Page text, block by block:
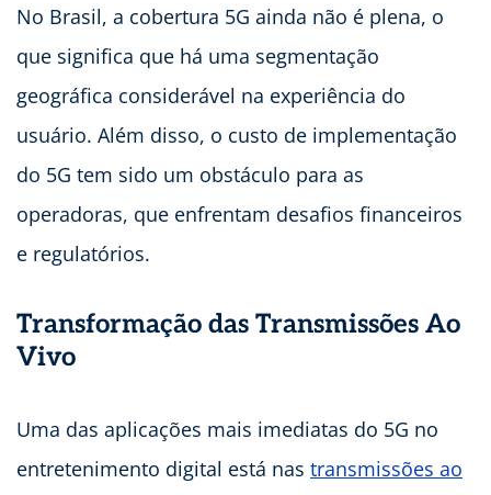
No Brasil, a cobertura 5G ainda não é plena, o
que significa que há uma segmentação
geográfica considerável na experiência do
usuário. Além disso, o custo de implementação
do 5G tem sido um obstáculo para as
operadoras, que enfrentam desafios financeiros
e regulatórios.
Transformação das Transmissões Ao
Vivo
Uma das aplicações mais imediatas do 5G no
entretenimento digital está nas transmissões ao